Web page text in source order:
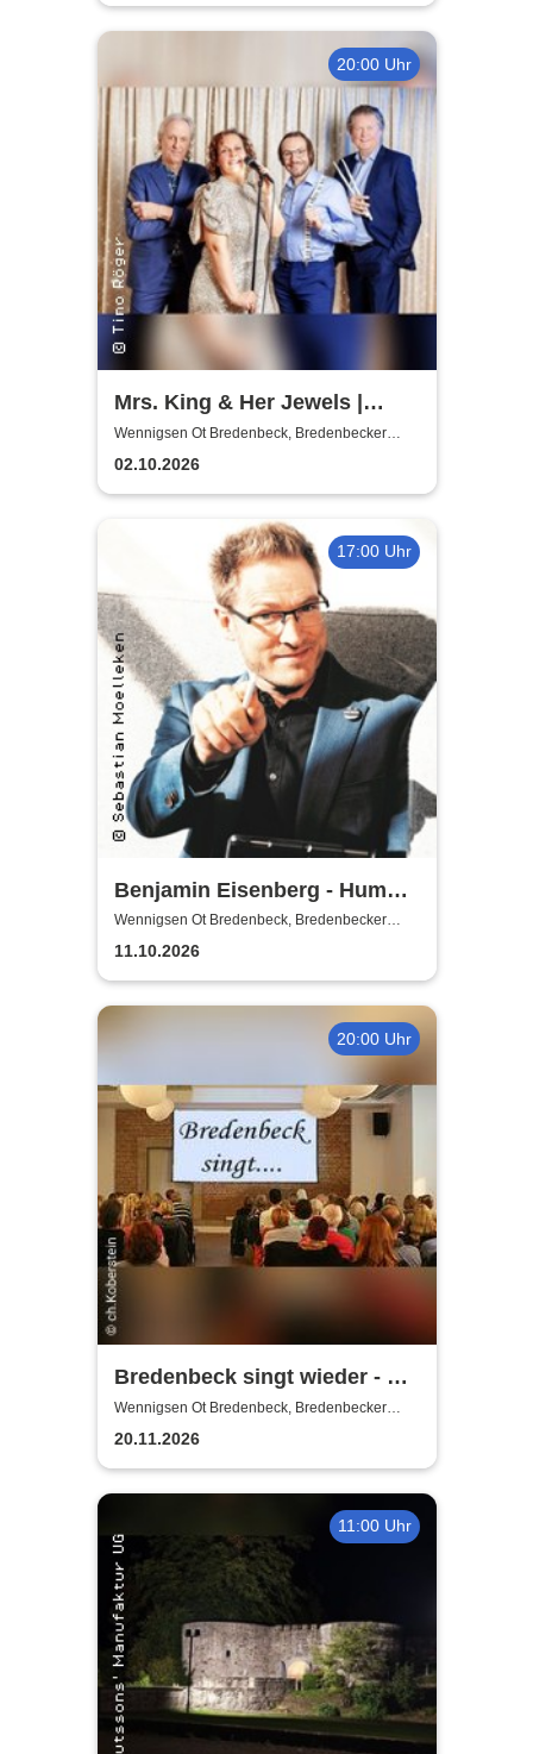
20:00 Uhr
Mrs. King & Her Jewels |
Blues, Boogie-Woogie, Rock
n Roll & Soul
Wennigsen Ot Bredenbeck, Bredenbecker
Scheune
02.10.2026
17:00 Uhr
Benjamin Eisenberg - Humor-
Offensive
Wennigsen Ot Bredenbeck, Bredenbecker
Scheune
11.10.2026
20:00 Uhr
Bredenbeck singt wieder - mit
Joachim Buthe
Wennigsen Ot Bredenbeck, Bredenbecker
Scheune
20.11.2026
11:00 Uhr